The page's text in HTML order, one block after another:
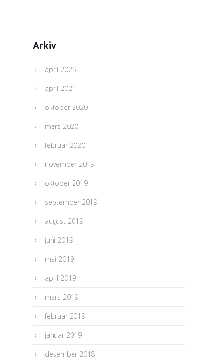
Arkiv
april 2026
april 2021
oktober 2020
mars 2020
februar 2020
november 2019
oktober 2019
september 2019
august 2019
juni 2019
mai 2019
april 2019
mars 2019
februar 2019
januar 2019
desember 2018